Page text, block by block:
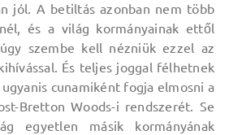
jól. A betiltás azonban nem több
és a világ kormányainak ettől
szembe kell nézniük ezzel az
És teljes joggal félhetnek
cunamiként fogja elmosni a
Bretton Woods-i rendszerét. Se
egyetlen másik kormányának